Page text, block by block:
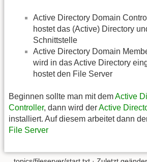
Active Directory Domain
hostet das (Active) Directory
Schnittstelle
Active Directory Domain
wird in das Active Directory
hostet den File Server
Beginnen sollte man mit demActive
Controller, dann wird derActive
installiert. Auf diesem arbeitet dann
File Server